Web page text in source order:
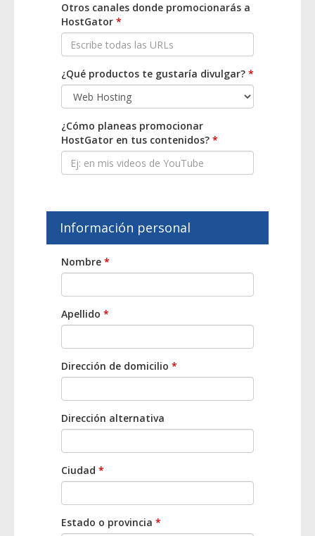
Otros canales donde promocionarás a
HostGator *
¿Qué productos te gustaría divulgar? *
¿Cómo planeas promocionar
HostGator en tus contenidos? *
Información personal
Nombre *
Apellido *
Dirección de domicilio *
Dirección alternativa
Ciudad *
Estado o provincia *